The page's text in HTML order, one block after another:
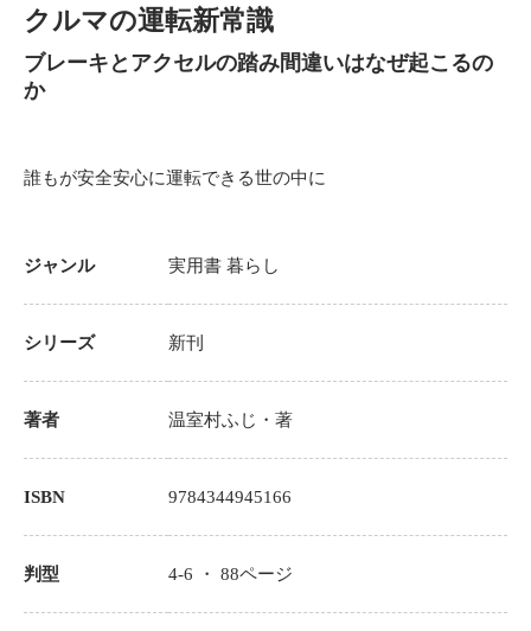
クルマの運転新常識
ブレーキとアクセルの踏み間違いはなぜ起こるの
か
誰もが安全安心に運転できる世の中に
ジャンル 実用書 暮らし
シリーズ 新刊
著者 温室村ふじ ・著
ISBN 9784344945166
判型 4-6 ・88ページ